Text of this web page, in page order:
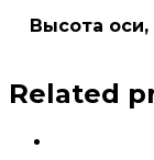
Высота
Related